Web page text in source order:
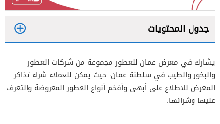
جدول المحتويات
2
يشارك في معرض عمان للعطور مجموعة من شركات العطور
والبخور والطيب في سلطنة عمان، حيث يمكن للعملاء شراء تذاكر
المعرض للاطلاع على أبهى وأفخم أنواع العطور المعروضة والتعرف
عليها وشرائها.